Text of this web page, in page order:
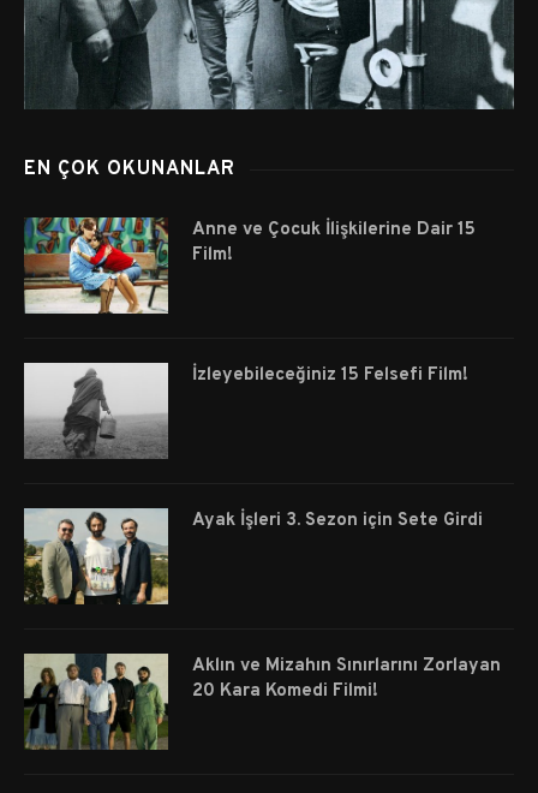
EN ÇOK OKUNANLAR
Anne ve Çocuk İlişkilerine Dair 15
Film!
İzleyebileceğiniz 15 Felsefi Film!
Ayak İşleri 3. Sezon için Sete Girdi
Aklın ve Mizahın Sınırlarını Zorlayan
20 Kara Komedi Filmi!